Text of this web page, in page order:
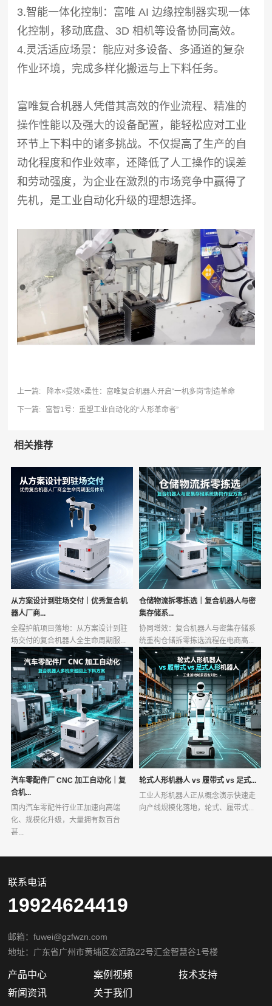
3.智能一体化控制：富唯 AI 边缘控制器实现一体
化控制，移动底盘、3D 相机等设备协同高效。
4.灵活适应场景：能应对多设备、多通道的复杂
作业环境，完成多样化搬运与上下料任务。
富唯复合机器人凭借其高效的作业流程、精准的
操作性能以及强大的设备配置，能轻松应对工业
环节上下料中的诸多挑战。不仅提高了生产的自
动化程度和作业效率，还降低了人工操作的误差
和劳动强度，为企业在激烈的市场竞争中赢得了
先机，是工业自动化升级的理想选择。
上一篇: 降本×提效×柔性：富唯复合机器人开启“一机多岗”制造革命
下一篇: 富智1号：重塑工业自动化的“人形革命者”
相关推荐
从方案设计到驻场交付｜优秀复合机
器人厂商...
全程护航项目落地：从方案设计到驻
场交付的复合机器人全生命周期服...
仓储物流拆零拣选｜复合机器人与密
集存储系...
协同增效：复合机器人与密集存储系
统重构仓储拆零拣选流程在电商高...
汽车零配件厂 CNC 加工自动化｜复
合机...
国内汽车零配件行业正加速向高端
化、规模化升级，大量拥有数百台
甚...
轮式人形机器人 vs 履带式 vs 足式...
工业人形机器人正从概念演示快速走
向产线规模化落地，轮式、履带式...
联系电话
19924624419
邮箱：fuwei@gzfwzn.com
地址：广东省广州市黄埔区宏远路22号汇金智慧谷1号楼
产品中心 案例视频
技术支持
新闻资讯
关于我们